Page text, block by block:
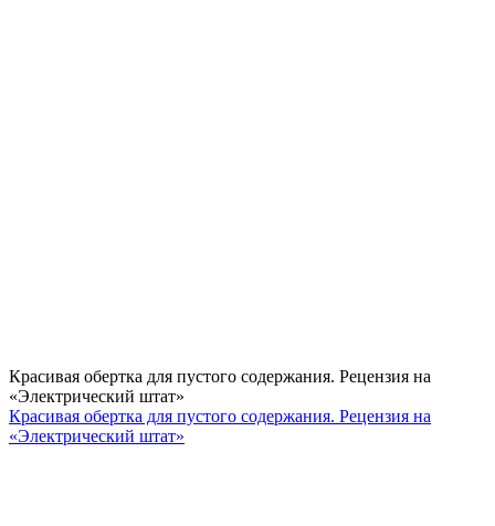
Красивая обертка для пустого содержания. Рецензия на
«Электрический штат»
Красивая обертка для пустого содержания. Рецензия на
«Электрический штат»